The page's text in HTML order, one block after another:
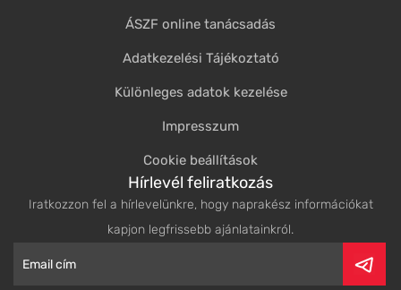
ÁSZF online tanácsadás
Adatkezelési Tájékoztató
Különleges adatok kezelése
Impresszum
Cookie beállítások
Hírlevél feliratkozás
Iratkozzon fel a hírlevelünkre, hogy naprakész információkat
kapjon legfrissebb ajánlatainkról.